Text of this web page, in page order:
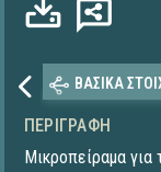
ΒΑΣΙΚΑ
ΠΕΡΙΓΡΑΦΉ
Μικροπείραμα για